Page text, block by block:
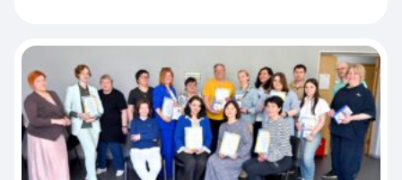
профилактики терроризма и противодействия его
идеологии. Полезная информация Видеоролик
Памятка о поведении учащихся учебных
заведений во время террористических актов